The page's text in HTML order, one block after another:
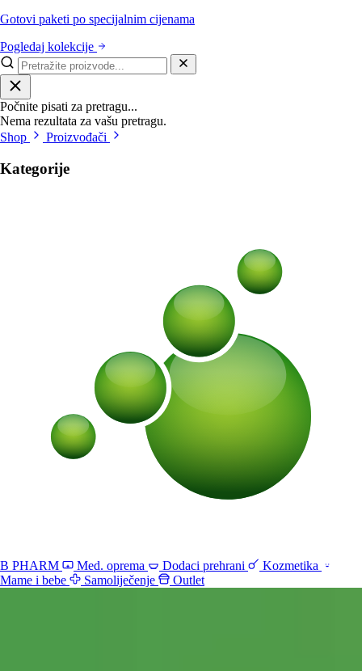
Gotovi paketi po specijalnim cijenama
Pogledaj kolekcije
Počnite pisati za pretragu...
Nema rezultata za vašu pretragu.
Shop
Proizvođači
Kategorije
B PHARM Med. oprema Dodaci prehrani
Kozmetika
Mame i bebe
Samoliječenje Outlet